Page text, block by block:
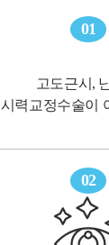
01
고도근시,
시력교정수술이
02